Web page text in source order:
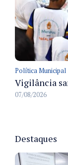
Política Municipal
07/08/2026
Destaques